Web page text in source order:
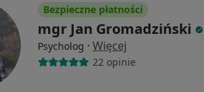
Bezpieczne płatności
mgr Jan Gromadziński
Psycholog · Więcej
22 opinie